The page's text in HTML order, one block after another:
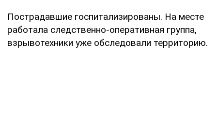
Пострадавшие госпитализированы. На месте
работала следственно-оперативная группа,
взрывотехники уже обследовали территорию.